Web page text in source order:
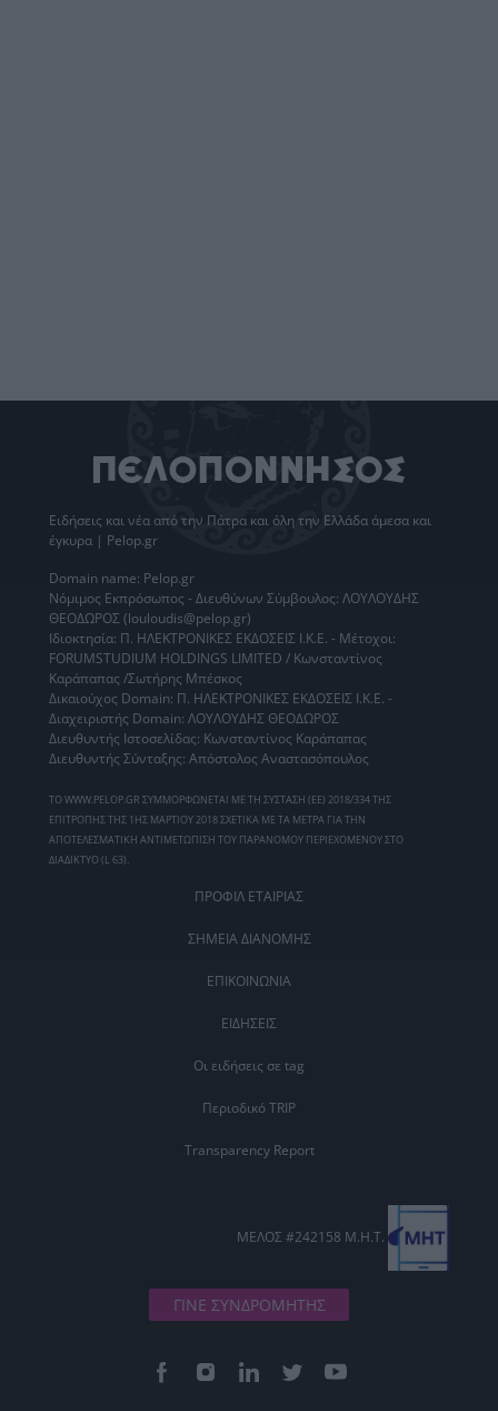
Ειδήσεις και νέα από την Πάτρα και όλη την Ελλάδα άμεσα και
έγκυρα | Pelop.gr
Domain name: Pelop.gr
Νόμιμος Εκπρόσωπος - Διευθύνων Σύμβουλος: ΛΟΥΛΟΥΔΗΣ
ΘΕΟΔΩΡΟΣ (louloudis@pelop.gr)
Ιδιοκτησία: Π. ΗΛΕΚΤΡΟΝΙΚΕΣ ΕΚΔΟΣΕΙΣ Ι.Κ.Ε. - Μέτοχοι:
FORUMSTUDIUM HOLDINGS LIMITED / Κωνσταντίνος
Καράπαπας /Σωτήρης Μπέσκος
Δικαιούχος Domain: Π. ΗΛΕΚΤΡΟΝΙΚΕΣ ΕΚΔΟΣΕΙΣ Ι.Κ.Ε. -
Διαχειριστής Domain: ΛΟΥΛΟΥΔΗΣ ΘΕΟΔΩΡΟΣ
Διευθυντής Ιστοσελίδας: Κωνσταντίνος Καράπαπας
Διευθυντής Σύνταξης: Απόστολος Αναστασόπουλος
ΤΟ WWW.PELOP.GR ΣΥΜΜΟΡΦΩΝΕΤΑΙ ΜΕ ΤΗ ΣΥΣΤΑΣΗ (ΕΕ) 2018/334 ΤΗΣ
ΕΠΙΤΡΟΠΗΣ ΤΗΣ 1ΗΣ ΜΑΡΤΙΟΥ 2018 ΣΧΕΤΙΚΑ ΜΕ ΤΑ ΜΕΤΡΑ ΓΙΑ ΤΗΝ
ΑΠΟΤΕΛΕΣΜΑΤΙΚΗ ΑΝΤΙΜΕΤΩΠΙΣΗ ΤΟΥ ΠΑΡΑΝΟΜΟΥ ΠΕΡΙΕΧΟΜΕΝΟΥ ΣΤΟ
ΔΙΑΔΙΚΤΥΟ (L 63).
ΠΡΟΦΙΛ ΕΤΑΙΡΙΑΣ
ΣΗΜΕΙΑ ΔΙΑΝΟΜΗΣ
ΕΠΙΚΟΙΝΩΝΙΑ
ΕΙΔΗΣΕΙΣ
Οι ειδήσεις σε tag
Περιοδικό TRIP
Transparency Report
ΓΙΝΕ ΣΥΝΔΡΟΜΗΤΗΣ
ΜΕΛΟΣ #242158 Μ.Η.Τ.